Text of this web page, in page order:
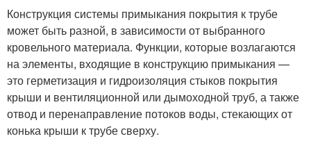
Конструкция системы примыкания покрытия к трубе
может быть разной, в зависимости от выбранного
кровельного материала. Функции, которые возлагаются
на элементы, входящие в конструкцию примыкания —
это герметизация и гидроизоляция стыков покрытия
крыши и вентиляционной или дымоходной труб, а также
отвод и перенаправление потоков воды, стекающих от
конька крыши к трубе сверху.